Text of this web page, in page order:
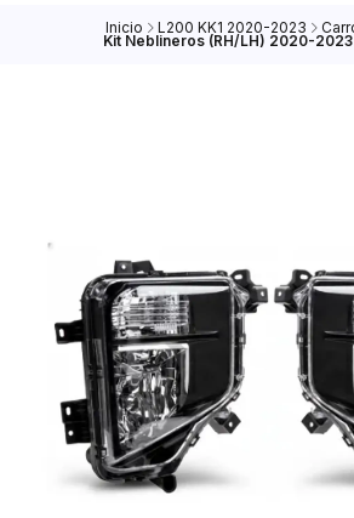
Inicio L200 KK1 2020-2023
Kit Neblineros (RH/LH) 2020-